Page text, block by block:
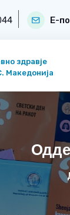
Е-
здравје
Македонија